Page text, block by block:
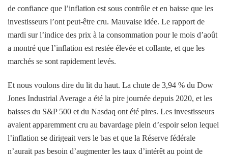
de confiance que l’inflation est sous contrôle et en baisse que les
investisseurs l’ont peut-être cru. Mauvaise idée. Le rapport de
mardi sur l’indice des prix à la consommation pour le mois d’août
a montré que l’inflation est restée élevée et collante, et que les
marchés se sont rapidement levés.
Et nous voulons dire du lit du haut. La chute de 3,94 % du Dow
Jones Industrial Average a été la pire journée depuis 2020, et les
baisses du S&P 500 et du Nasdaq ont été pires. Les investisseurs
avaient apparemment cru au bavardage plein d’espoir selon lequel
l’inflation se dirigeait vers le bas et que la Réserve fédérale
n’aurait pas besoin d’augmenter les taux d’intérêt au point de